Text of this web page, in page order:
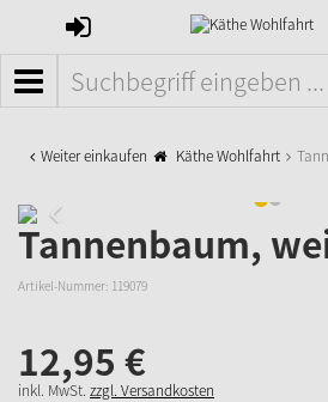
ANMELDEN
MENÜ
Weiter einkaufen Käthe Wohlfahrt
Tannenbaum,
Artikel-Nummer: 119079
12,95 €
inkl. MwSt. zzgl. Versandkosten